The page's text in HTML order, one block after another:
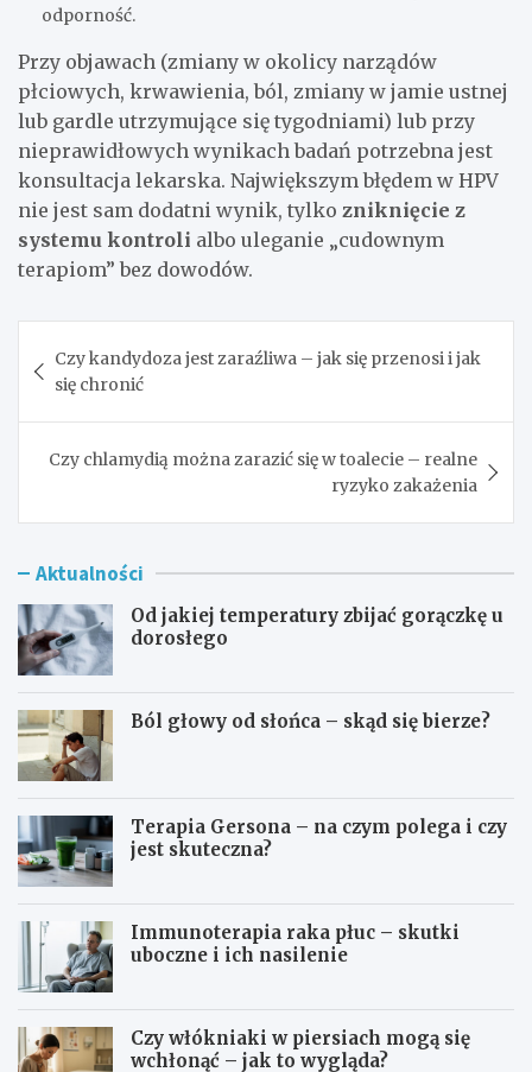
odporność.
Przy objawach (zmiany w okolicy narządów
płciowych, krwawienia, ból, zmiany w jamie ustnej
lub gardle utrzymujące się tygodniami) lub przy
nieprawidłowych wynikach badań potrzebna jest
konsultacja lekarska. Największym błędem w HPV
nie jest sam dodatni wynik, tylko zniknięcie z
systemu kontroli albo uleganie „cudownym
terapiom” bez dowodów.
wpisu
Czy kandydoza jest zaraźliwa – jak się przenosi i jak
się chronić
Czy chlamydią można zarazić się w toalecie – realne
ryzyko zakażenia
Aktualności
Od jakiej temperatury zbijać gorączkę u
dorosłego
Ból głowy od słońca – skąd się bierze?
Terapia Gersona – na czym polega i czy
jest skuteczna?
Immunoterapia raka płuc – skutki
uboczne i ich nasilenie
Czy włókniaki w piersiach mogą się
wchłonąć – jak to wygląda?